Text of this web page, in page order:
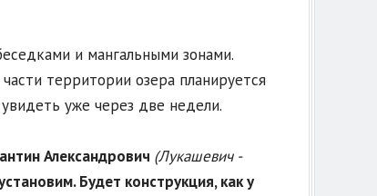
и мангальными зонами.
территории озера планируется
уже через две недели.
Александрович (Лукашевич -
Будет конструкция, как у